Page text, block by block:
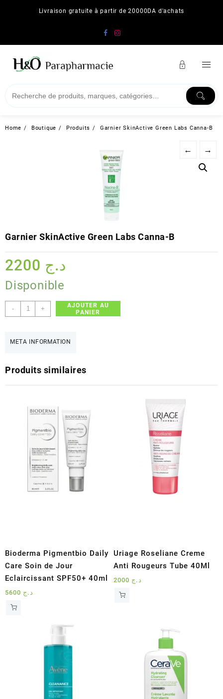
Livraison gratuite à partir de 20000DA d'achats
Home Boutique Produits Garnier SkinActive Green Labs Canna-B
← →
Garnier SkinActive Green Labs Canna-B
د.ج
Disponible
-
quantité
de
Canna-
+
AJOUTER AU
PANIER
META INFORMATION
Produits similaires
Bioderma Pigmentbio Daily
Care Soin de Jour
Eclaircissant SPF50+ 40ml
د.ج
Uriage Roseliane Creme
Anti Rougeurs Tube 40Ml
د.ج